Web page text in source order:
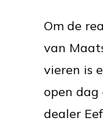
Om de
van
vieren is
open dag
dealer